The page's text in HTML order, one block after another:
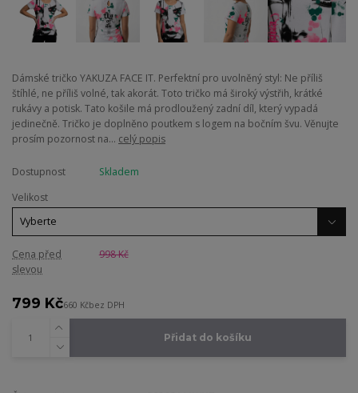
Dámské tričko YAKUZA FACE IT. Perfektní pro uvolněný styl: Ne příliš
štíhlé, ne příliš volné, tak akorát. Toto tričko má široký výstřih, krátké
rukávy a potisk. Tato košile má prodloužený zadní díl, který vypadá
jedinečně. Tričko je doplněno poutkem s logem na bočním švu. Věnujte
prosím pozornost na... celý popis
Dostupnost
Skladem
Velikost
Cena před
slevou
998 Kč
799 Kč660 Kčbez DPH
Přidat do košíku